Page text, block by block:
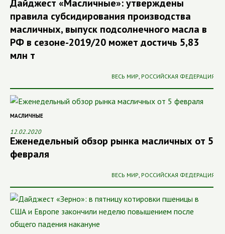
Дайджест «Масличные»: утверждены
правила субсидирования производства
масличных, выпуск подсолнечного масла в
РФ в сезоне-2019/20 может достичь 5,83
млн т
ВЕСЬ МИР, РОССИЙСКАЯ ФЕДЕРАЦИЯ
МАСЛИЧНЫЕ
12.02.2020
Еженедельный обзор рынка масличных от 5
февраля
ВЕСЬ МИР РОССИЙСКАЯ ФЕДЕРАЦИЯ